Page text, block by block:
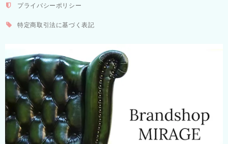
プライバシーポリシー
特定商取引法に基づく表記